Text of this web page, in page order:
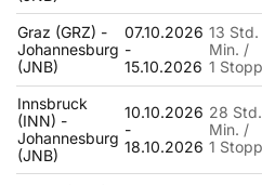
Graz (GRZ) -
Johannesburg
(JNB)
07.10.2026
-
15.10.2026
13
Min. /
1 Stopp
Innsbruck
(INN) -
Johannesburg
(JNB)
10.10.2026
-
18.10.2026
28
Min. /
1 Stopp